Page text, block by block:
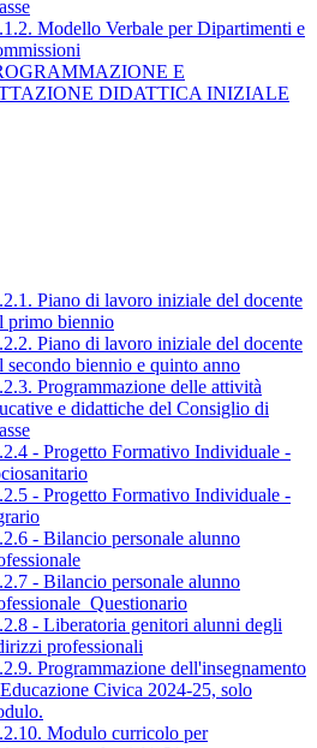
Modello Verbale per Dipartimenti e
E
DIDATTICA INIZIALE
Piano di lavoro iniziale del docente
primo biennio
Piano di lavoro iniziale del docente
secondo biennio e quinto anno
Programmazione delle attività
e didattiche del Consiglio di
- Progetto Formativo Individuale -
- Progetto Formativo Individuale -
- Bilancio personale alunno
- Bilancio personale alunno
- Liberatoria genitori alunni degli
professionali
Programmazione dell'insegnamento
Civica 2024-25, solo
Modulo curricolo per